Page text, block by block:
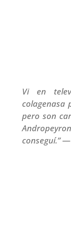
Vi en
colagenasa
pero son
conseguí.”—